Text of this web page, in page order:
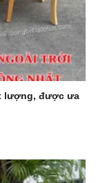
lượng, được ưa